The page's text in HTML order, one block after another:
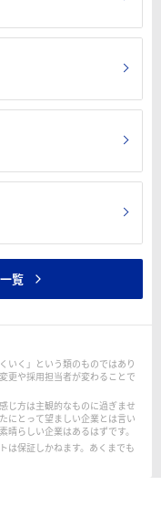
覧
いく」という類のものではあり
更や採用担当者が変わることで
じ方は主観的なものに過ぎませ
にとって望ましい企業とは言い
らしい企業はあるはずです。
は保証しかねます。あくまでも